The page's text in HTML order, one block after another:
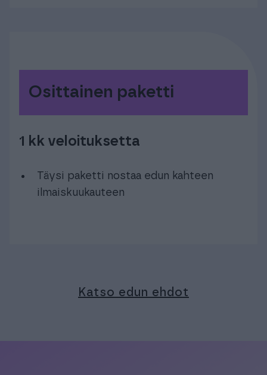
Osittainen paketti
1 kk veloituksetta
Täysi paketti nostaa edun kahteen
ilmaiskuukauteen
Katso edun ehdot